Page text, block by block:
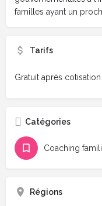
familles ayant un
Tarifs
Gratuit après
Catégories
Coaching
Régions